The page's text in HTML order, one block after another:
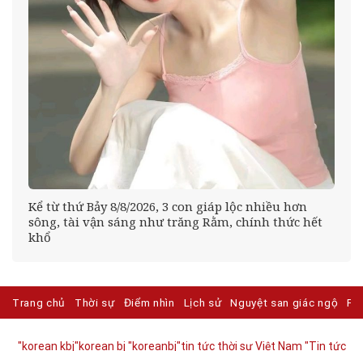
Kể từ thứ Bảy 8/8/2026, 3 con giáp lộc nhiều hơn
sông, tài vận sáng như trăng Rằm, chính thức hết
khổ
Trang chủ Thời sự Điểm nhìn Lịch sử Nguyệt san giác ngộ
"korean kbj​"korean bj "koreanbj​"tin tức thời sự Việt Nam "Tin tức